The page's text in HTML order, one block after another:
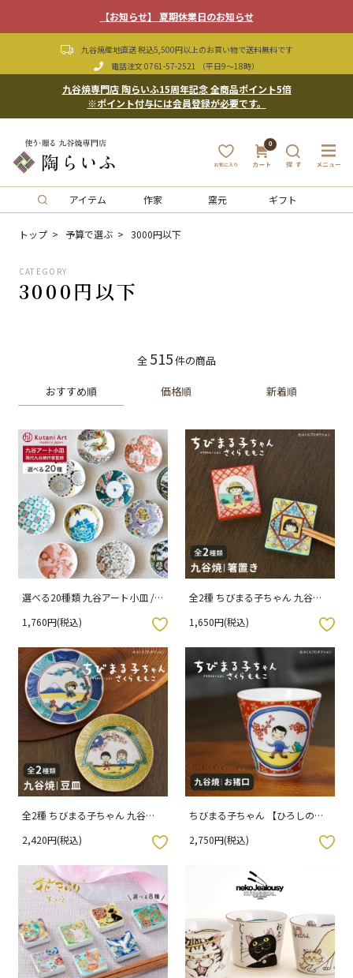
【お知らせ】 夏期休業日のお知らせ
九谷焼産地直送 税込5,500円以上のお買い物で送料無料です
電話注文 0761-57-2521 （平日9〜18時）
九谷焼専門店 陶らいふ15周年記念 全商品ポイント5倍
※ポイント付与には会員登録が必要です。
0
アイテム 作家 窯元 ギフト
トップ 予算で選ぶ 3000円以下
CATEGORY
3000円以下
全 515件の商品
おすすめ順 価格順 新着順
選べる20種類 九谷アート小皿 /
1,760円(税込)
全2種 ちびまる子ちゃん 九谷焼
1,650円(税込)
お気に入りボタン
全2種 ちびまる子ちゃん 九谷焼
2,420円(税込)
ちびまる子ちゃん 【ひろしのお
2,750円(税込)
お気に入りボタン